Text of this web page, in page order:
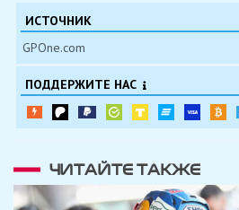
ИСТОЧНИК
GPOne.com
ПОДДЕРЖИТЕ НАС
ЧИТАЙТЕ ТАКЖЕ